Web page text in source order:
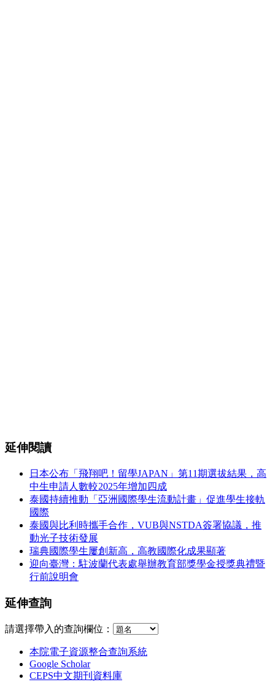
延伸閱讀
日本公布「飛翔吧！留學JAPAN」第11期選拔結果，高
中生申請人數較2025年增加四成
泰國持續推動「亞洲國際學生流動計畫」促進學生接軌
國際
泰國與比利時攜手合作，VUB與NSTDA簽署協議，推
動光子技術發展
瑞典國際學生屢創新高，高教國際化成果顯著
迎向臺灣：駐波蘭代表處舉辦教育部獎學金授獎典禮暨
行前說明會
延伸查詢
請選擇帶入的查詢欄位：
本院電子資源整合查詢系統
Google Scholar
CEPS中文期刊資料庫